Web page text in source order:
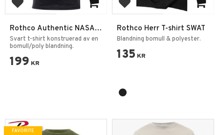
Add to favorites
Rothco Authentic NASA
logo T-shirt
Svart t-shirt konstruerad av en
bomull/poly blandning.
199 KR
Add to favorites
Rothco Herr T-shirt SWAT
Blandning bomull & polyester.
135 KR
FAVORITE